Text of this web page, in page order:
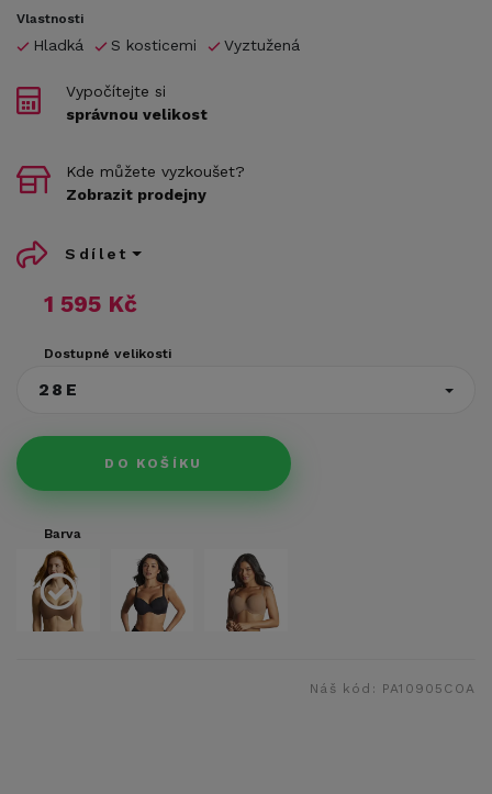
Vlastnosti
Hladká S kosticemi Vyztužená
1 595 Kč
Dostupné velikosti
28E
DO KOŠÍKU
Vypočítejte si
správnou velikost
Kde můžete vyzkoušet?
Zobrazit prodejny
Sdílet
Barva
Náš kód: PA10905COA